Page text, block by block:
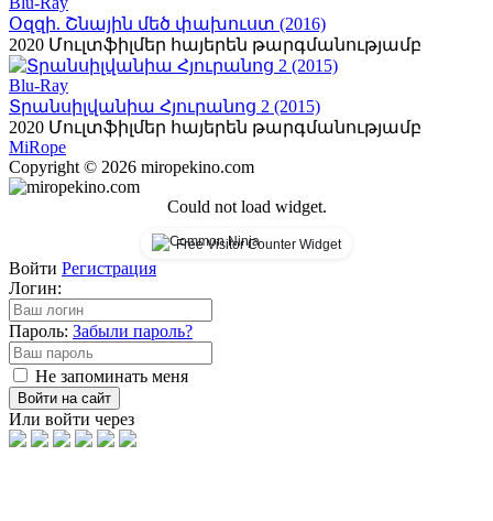
Օզզի. Շնային մեծ փախուստ (2016)
2020 Մուլտֆիլմեր հայերեն թարգմանությամբ
Blu-Ray
Տրանսիլվանիա Հյուրանոց 2 (2015)
2020 Մուլտֆիլմեր հայերեն թարգմանությամբ
MiRope
Copyright © 2026 miropekino.com
Could not load widget.
Free Visitor Counter Widget
Войти Регистрация
Логин:
Пароль: Забыли пароль?
Не запоминать меня
Войти на сайт
Или войти через